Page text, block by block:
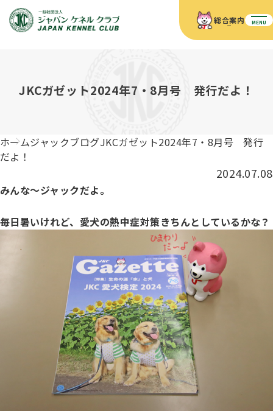
総合案内 MENU
JKCの活動内容
組織概要
ディスクロージャー（情報公開）
血統証明書について
血統証明書の見かた
血統証明書・各種申請
血統証明書・所有者名義変更
子犬の申請について
チャンピオンタイトル
ドッグショー 競技会スケジュール
FCIインターナショナルドッグショー開催のご案内
チャンピオンについて(ドッグショー・競技会)
ロイヤルカナンアワードについて
JKCブリーディングアワード
犬種紹介
キーワードラリー2025
ジュニアハンドラーとは
自由研究<犬について詳しく知ろう！>
ジャックお面を作ってあそぼう♪
JKC公認資格
JKC公認資格
「資格更新料の自動引落」のご利用について
刊行物
刊行物のご案内
お知らせ 会員向け情報
ダウンロード FAQ
JKCガゼット2024年7・8月号 発行だよ！
ホームジャックブログJKCガゼット2024年7・8月号 発行
だよ！
2024.07.08
みんな～ジャックだよ。
毎日暑いけれど、愛犬の熱中症対策きちんとしているかな？